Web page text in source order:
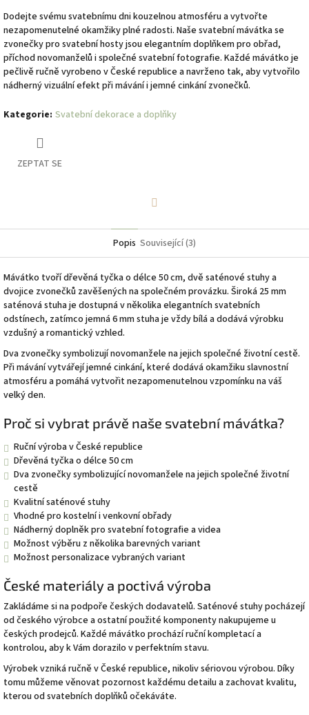
Dodejte svému svatebnímu dni kouzelnou atmosféru a vytvořte
nezapomenutelné okamžiky plné radosti. Naše svatební mávátka se
zvonečky pro svatební hosty jsou elegantním doplňkem pro obřad,
příchod novomanželů i společné svatební fotografie. Každé mávátko je
pečlivě ručně vyrobeno v České republice a navrženo tak, aby vytvořilo
nádherný vizuální efekt při mávání i jemné cinkání zvonečků.
Kategorie: Svatební dekorace a doplňky
ZEPTAT SE
Popis Související (3)
Mávátko tvoří dřevěná tyčka o délce 50 cm, dvě saténové stuhy a
dvojice zvonečků zavěšených na společném provázku. Široká 25 mm
saténová stuha je dostupná v několika elegantních svatebních
odstínech, zatímco jemná 6 mm stuha je vždy bílá a dodává výrobku
vzdušný a romantický vzhled.
Dva zvonečky symbolizují novomanžele na jejich společné životní cestě.
Při mávání vytvářejí jemné cinkání, které dodává okamžiku slavnostní
atmosféru a pomáhá vytvořit nezapomenutelnou vzpomínku na váš
velký den.
Proč si vybrat právě naše svatební mávátka?
Ruční výroba v České republice
Dřevěná tyčka o délce 50 cm
Dva zvonečky symbolizující novomanžele na jejich společné životní
cestě
Kvalitní saténové stuhy
Vhodné pro kostelní i venkovní obřady
Nádherný doplněk pro svatební fotografie a videa
Možnost výběru z několika barevných variant
Možnost personalizace vybraných variant
České materiály a poctivá výroba
Zakládáme si na podpoře českých dodavatelů. Saténové stuhy pocházejí
od českého výrobce a ostatní použité komponenty nakupujeme u
českých prodejců. Každé mávátko prochází ruční kompletací a
kontrolou, aby k Vám dorazilo v perfektním stavu.
Výrobek vzniká ručně v České republice, nikoliv sériovou výrobou. Díky
tomu můžeme věnovat pozornost každému detailu a zachovat kvalitu,
kterou od svatebních doplňků očekáváte.